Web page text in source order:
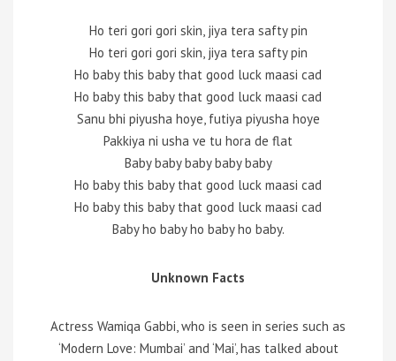
Ho teri gori gori skin, jiya tera safty pin
Ho teri gori gori skin, jiya tera safty pin
Ho baby this baby that good luck maasi cad
Ho baby this baby that good luck maasi cad
Sanu bhi piyusha hoye, futiya piyusha hoye
Pakkiya ni usha ve tu hora de flat
Baby baby baby baby baby
Ho baby this baby that good luck maasi cad
Ho baby this baby that good luck maasi cad
Baby ho baby ho baby ho baby.
Unknown Facts
Actress Wamiqa Gabbi, who is seen in series such as
‘Modern Love: Mumbai’ and ‘Mai’, has talked about